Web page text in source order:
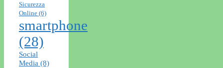
Sicurezza
Online (6)
smartphone
(28)
Social
Media (8)